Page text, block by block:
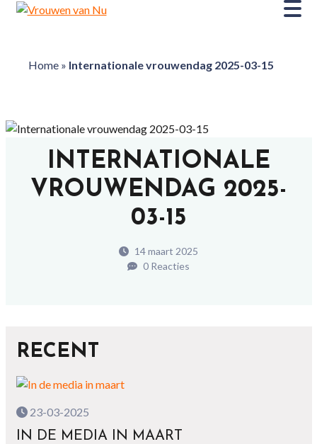
Home» Internationale vrouwendag 2025-03-15
INTERNATIONALE
VROUWENDAG 2025-
03-15
14 maart 2025
0 Reacties
RECENT
23-03-2025
IN DE MEDIA IN MAART